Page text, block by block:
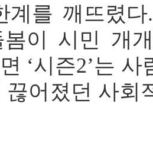
계를 깨뜨렸
봄이 시민 개
‘시즌2’는
끊어졌던 사회